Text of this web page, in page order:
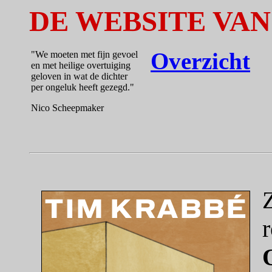
DE WEBSITE
Overzicht
"We moeten met fijn gevoel
en met heilige overtuiging
geloven in wat de dichter
per ongeluk heeft gezegd."
Nico Scheepmaker